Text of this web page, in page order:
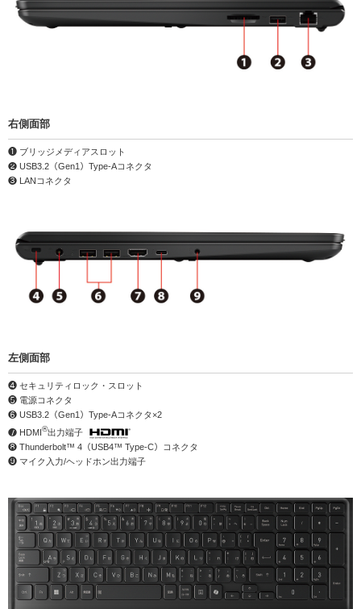
右側面部
❶ ブリッジメディアスロット
❷ USB3.2（Gen1）Type-Aコネクタ
❸ LANコネクタ
左側面部
❹ セキュリティロック・スロット
❺ 電源コネクタ
❻ USB3.2（Gen1）Type-Aコネクタ×2
❼ HDMI®出力端子
❽ Thunderbolt™ 4（USB4™ Type-C）コネクタ
❾ マイク入力/ヘッドホン出力端子